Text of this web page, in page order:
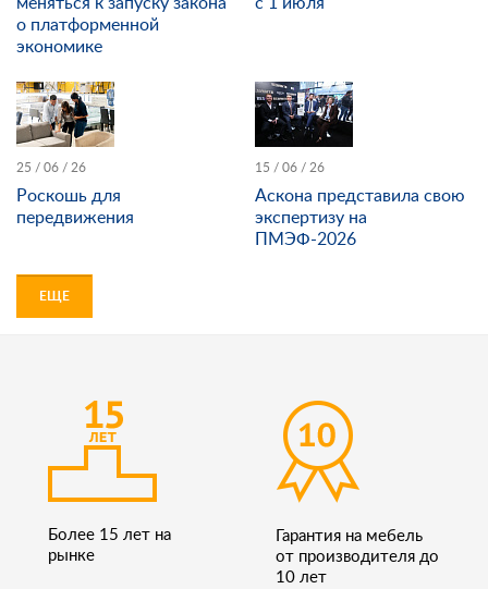
о платформенной
экономике
25 / 06 / 26
Роскошь для
передвижения
15 / 06 / 26
Аскона представила свою
экспертизу на
ПМЭФ-2026
ЕЩЕ
Более 15 лет на
рынке
Гарантия на мебель
от производителя до
10 лет